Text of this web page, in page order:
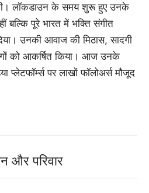
लॉकडाउन के समय शुरू हुए उनके
बल्कि पूरे भारत में भक्ति संगीत
उनकी आवाज की मिठास, सादगी
को आकर्षित किया। आज उनके
पर लाखों फॉलोअर्स मौजूद
और परिवार